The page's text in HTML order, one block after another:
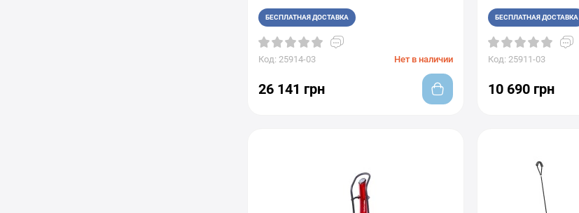
БЕСПЛАТНАЯ ДОСТАВКА
Код: 25914-03 Нет в наличии
26 141 грн
БЕСПЛАТНАЯ ДОСТАВКА
Код: 25911-03
10 690 грн